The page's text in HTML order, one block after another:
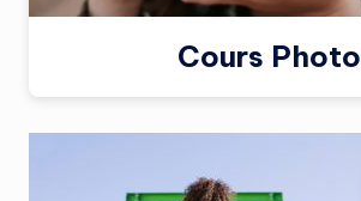
Cours Photo